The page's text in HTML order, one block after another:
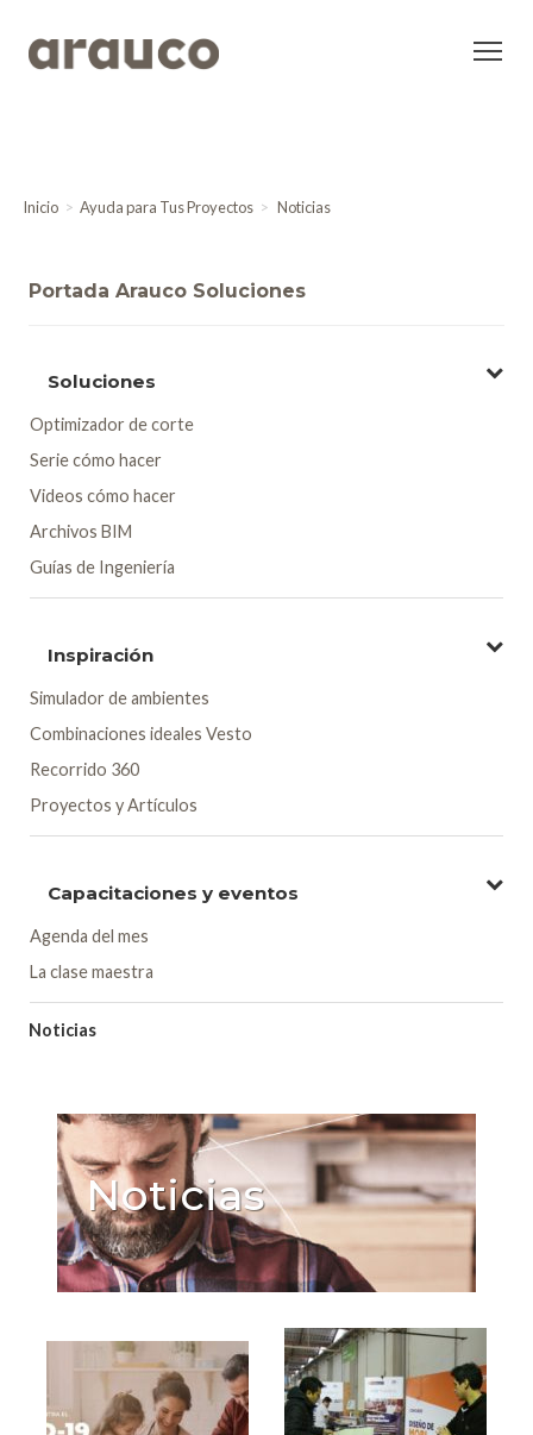
Inicio Ayuda para Tus Proyectos Noticias
Portada Arauco Soluciones
Soluciones
Optimizador de corte
Serie cómo hacer
Videos cómo hacer
Archivos BIM
Guías de Ingeniería
Inspiración
Simulador de ambientes
Combinaciones ideales Vesto
Recorrido 360
Proyectos y Artículos
Capacitaciones y eventos
Agenda del mes
La clase maestra
Noticias
Noticias